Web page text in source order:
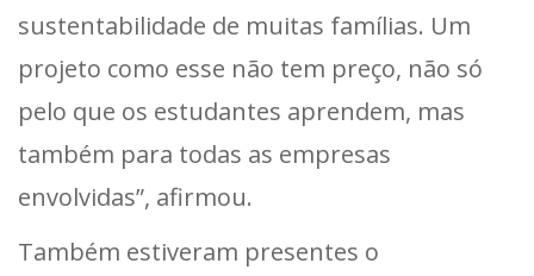
sustentabilidade de muitas famílias. Um
projeto como esse não tem preço, não só
pelo que os estudantes aprendem, mas
também para todas as empresas
envolvidas”, afirmou.
Também estiveram presentes o